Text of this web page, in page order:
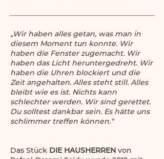
„Wir haben alles getan, was man in
diesem Moment tun konnte. Wir
haben die Fenster zugemacht. Wir
haben das Licht heruntergedreht. Wir
haben die Uhren blockiert und die
Zeit angehalten. Alles steht still. Alles
bleibt wie es ist. Nichts kann
schlechter werden. Wir sind gerettet.
Du solltest dankbar sein. Es hätte uns
schlimmer treffen können.“
Das Stück DIE HAUSHERREN von